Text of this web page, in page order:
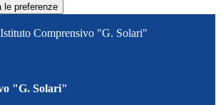
le preferenze
Istituto Comprensivo "G. Solari"
"G. Solari"